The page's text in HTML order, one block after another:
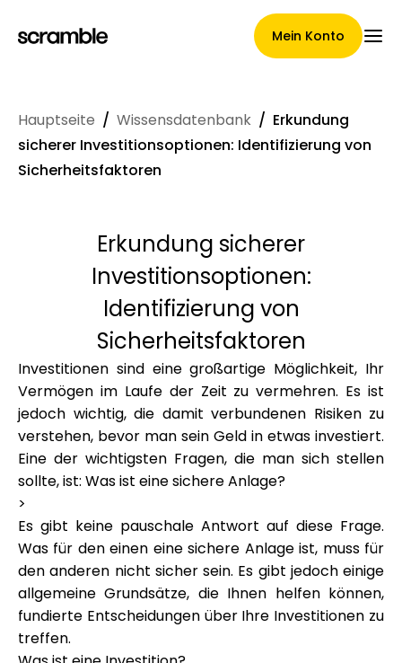
Mein Konto
Hauptseite
Konditionen der
Forderungsabtretung
Markengalerie
Markenauswahl
Rundenverlauf
Hauptseite / Wissensdatenbank / Erkundung
sicherer Investitionsoptionen: Identifizierung von
Sicherheitsfaktoren
Erkundung sicherer
Investitionsoptionen:
Identifizierung von
Sicherheitsfaktoren
Investitionen sind eine großartige Möglichkeit, Ihr
Vermögen im Laufe der Zeit zu vermehren. Es ist
jedoch wichtig, die damit verbundenen Risiken zu
verstehen, bevor man sein Geld in etwas investiert.
Eine der wichtigsten Fragen, die man sich stellen
sollte, ist: Was ist eine sichere Anlage?
>
Es gibt keine pauschale Antwort auf diese Frage.
Was für den einen eine sichere Anlage ist, muss für
den anderen nicht sicher sein. Es gibt jedoch einige
allgemeine Grundsätze, die Ihnen helfen können,
fundierte Entscheidungen über Ihre Investitionen zu
treffen.